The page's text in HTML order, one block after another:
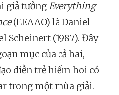
giả tưởngEverything
(EEAAO) là Daniel
Scheinert (1987). Đây
mục của cả hai,
diễn trẻ hiếm hoi có
trong một mùa giải.